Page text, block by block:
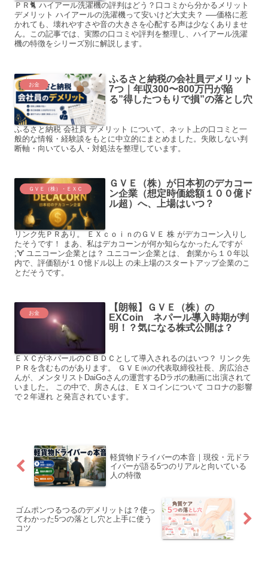
ＰＲ🐈 ハイアール洗濯機の評判はどう？口コミから分かるメリット
デメリット ハイアールの洗濯機って安いけど大丈夫？ ──価格に惹
かれても、壊れやすさや音の大きさを心配する声は少なくありませ
ん。この記事では、実際の口コミや評判を整理し、ハイアール洗濯
機の特徴をシリーズ別に解説します。
お金
ふるさと納税の会社員デメリット
7つ｜年収300〜800万円が陥
る”得したつもりで損”の落とし穴
ふるさと納税 会社員 デメリット について、ネット上の口コミと一
般的な情報・経験談をもとに中立的にまとめました。失敗しない判
断軸・向いている人・対処法を整理しています。
ＧＶＥ（株）・ＥＸＣ
ＧＶＥ（株）が日本初のデカコー
ン企業（想定時価総額１００億ド
ル超）へ、上場はいつ？
リンク先ＰＲあり。 ＥＸｃｏｉｎのＧＶＥ 株 がデカコーン入りし
たそうです！ まあ、私はデカコーンが何か知らなかったんですが
;'∀' ユニコーン企業とは？ ユニコーン企業とは、 創業から１０年以
内で、評価額が１０憶ドル以上 の未上場のスタートアップ企業のこ
とだそうです。
お金
【朗報】ＧＶＥ（株）の
EXCoin ネパール導入時期が判
明！？気になる株式公開は？
ＥＸＣがネパールのＣＢＤＣとして導入されるのはいつ？ リンク先
ＰＲを含むものがあります。 ＧＶＥ㈱の代表取締役社長、房広治さ
んが、メンタリストDaiGoさんの運営するDラボの動画に出演されて
いました。 この中で、房さんは、ＥＸコインについて コロナの影響
で２年遅れ と発言されています。
軽貨物ドライバーの本音｜現役・元ドラ
イバーが語る5つのリアルと向いている
人の特徴
ゴムポンつるつるのデメリットは？使っ
てわかった5つの落とし穴と上手に使う
コツ